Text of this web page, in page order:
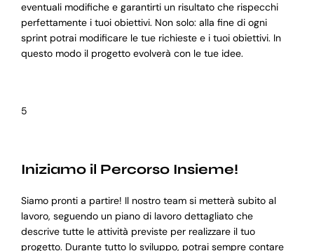
eventuali modifiche e garantirti un risultato che rispecchi
perfettamente i tuoi obiettivi. Non solo: alla fine di ogni
sprint potrai modificare le tue richieste e i tuoi obiettivi. In
questo modo il progetto evolverà con le tue idee.
5
Iniziamo il Percorso Insieme!
Siamo pronti a partire! Il nostro team si metterà subito al
lavoro, seguendo un piano di lavoro dettagliato che
descrive tutte le attività previste per realizzare il tuo
progetto. Durante tutto lo sviluppo, potrai sempre contare